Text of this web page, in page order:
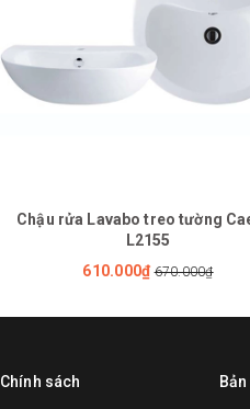
Chậu rửa Lavabo treo tường
L2155
610.000₫ 670.000₫
Chính sách